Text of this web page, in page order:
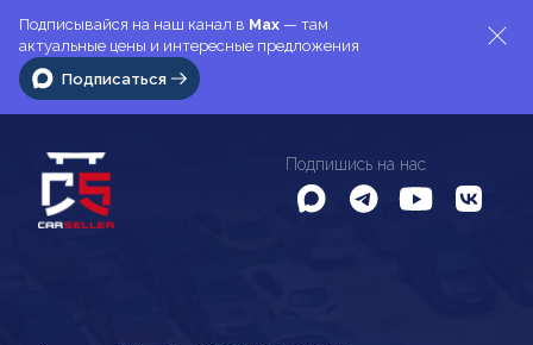
Подписывайся на наш канал в Max — там
актуальные цены и интересные предложения
Подписаться
Подпишись на нас